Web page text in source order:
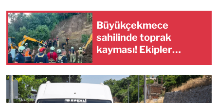
Büyükçekmece
sahilinde toprak
kayması! Ekipler